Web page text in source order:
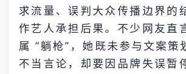
求流量、误判大众传播边界的
作艺人承担后果。不少网友直
属 “躺枪”，她既未参与文案策
不当言论，却要因品牌失误暂